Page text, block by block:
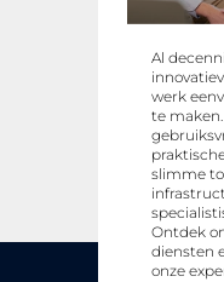
Al
werk
te
slimme
Ontdek
diensten
onze